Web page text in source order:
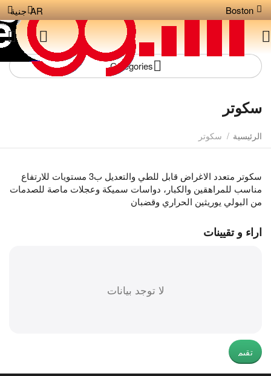
Boston جنية AR
Сategories
سكوتر
الرئيسية / سكوتر
سكوتر متعدد الاغراض قابل للطي والتعديل ب3 مستويات للارتفاع
مناسب للمراهقين والكبار، دواسات سميكة وعجلات ماصة للصدمات
من البولي يوريثين الحراري وقضبان
اراء و تقيينات
لا توجد بيانات
تقيم